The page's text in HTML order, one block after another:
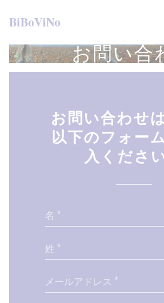
BiBoViNo
お問い合
お問い合わせ
以下のフォー
入ください